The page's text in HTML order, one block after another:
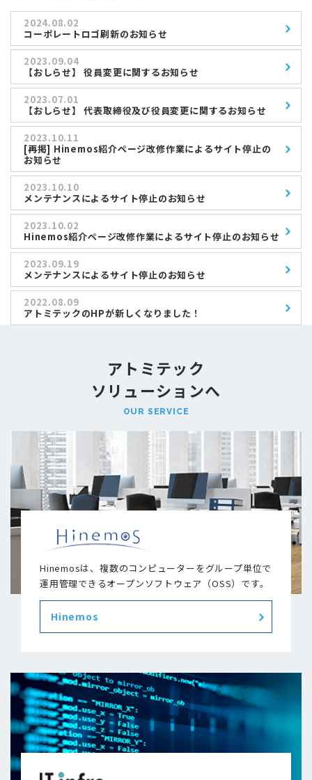
2024.08.02
コーポレートロゴ刷新のお知らせ
2023.09.04
【おしらせ】 役員変更に関するお知らせ
2023.07.01
【おしらせ】 代表取締役及び役員変更に関するお知らせ
2023.10.11
[再掲] Hinemos紹介ページ改修作業によるサイト停止の
お知らせ
2023.10.10
メンテナンスによるサイト停止のお知らせ
2023.10.02
Hinemos紹介ページ改修作業によるサイト停止のお知らせ
2023.09.19
メンテナンスによるサイト停止のお知らせ
2022.08.09
アトミテックのHPが新しくなりました！
アトミテック
ソリューションへ
OUR SERVICE
Hinemosは、複数のコンピューターをグループ単位で
運用管理できるオープンソフトウェア（OSS）です。
Hinemos